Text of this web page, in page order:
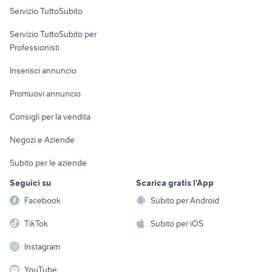
Informatica
Console e
Fotografia
Telefonia
Biciclette
Servizio TuttoSubito
Servizio TuttoSubito per
Professionisti
Inserisci annuncio
Promuovi annuncio
Consigli per la vendita
Negozi e Aziende
Subito per le aziende
Seguici su
Facebook
TikTok
Instagram
YouTube
Scarica gratis l'App
Subito per Android
Subito per iOS